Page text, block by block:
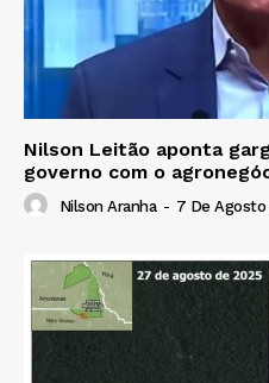
Nilson Leitão aponta
governo com o
Nilson Aranha - 7 De